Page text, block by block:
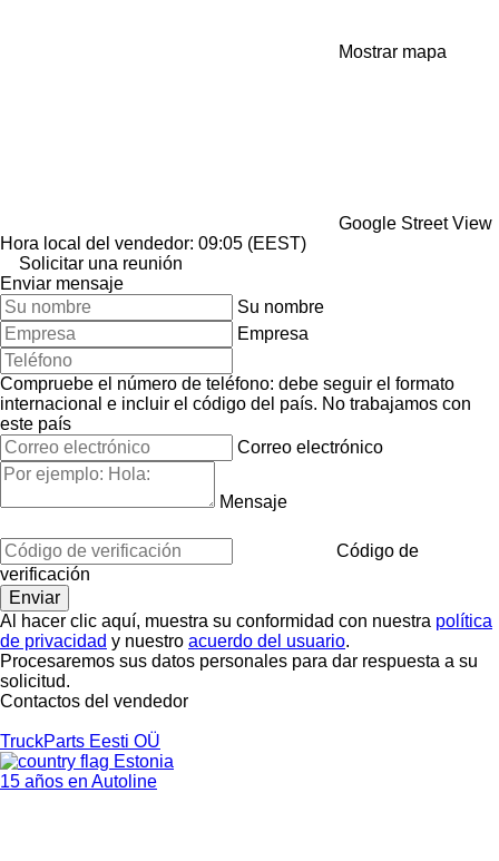
Mostrar mapa
Google Street View
Hora local del vendedor: 09:05 (EEST)
Solicitar una reunión
Enviar mensaje
Su nombre
Empresa
Compruebe el número de teléfono: debe seguir el formato
internacional e incluir el código del país. No trabajamos con
este país
Correo electrónico
Mensaje
Código de
verificación
Al hacer clic aquí, muestra su conformidad con nuestra política
de privacidad y nuestro acuerdo del usuario.
Procesaremos sus datos personales para dar respuesta a su
solicitud.
Contactos del vendedor
TruckParts Eesti OÜ
Estonia
15 años en Autoline